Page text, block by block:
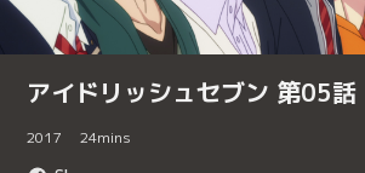
アイドリッシュセブン 第05話
2017 24mins